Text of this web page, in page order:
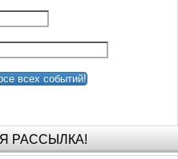
всех событий!
РАССЫЛКА!